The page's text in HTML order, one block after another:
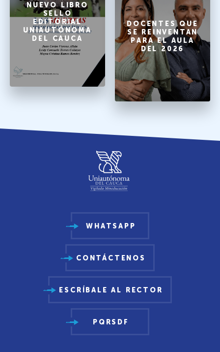
NUEVO LIBRO
SELLO
EDITORIAL
UNIAUTÓNOMA
DEL CAUCA
DOCENTES QUE
SE REINVENTAN
PARA EL AULA
DEL 2026
WHATSAPP
CONTÁCTENOS
ESCRÍBALE AL RECTOR
PQRSDF